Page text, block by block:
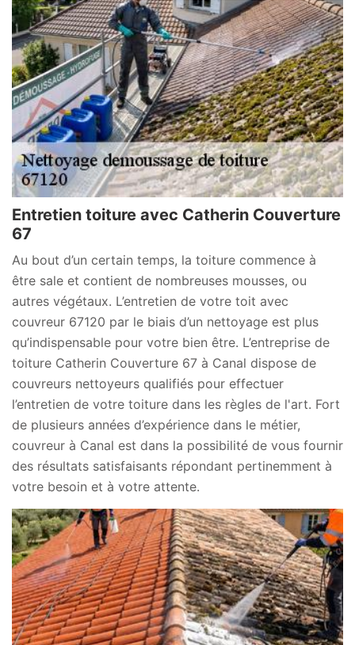
Entretien toiture avec Catherin Couverture
67
Au bout d’un certain temps, la toiture commence à
être sale et contient de nombreuses mousses, ou
autres végétaux. L’entretien de votre toit avec
couvreur 67120 par le biais d’un nettoyage est plus
qu’indispensable pour votre bien être. L’entreprise de
toiture Catherin Couverture 67 à Canal dispose de
couvreurs nettoyeurs qualifiés pour effectuer
l’entretien de votre toiture dans les règles de l'art. Fort
de plusieurs années d’expérience dans le métier,
couvreur à Canal est dans la possibilité de vous fournir
des résultats satisfaisants répondant pertinemment à
votre besoin et à votre attente.